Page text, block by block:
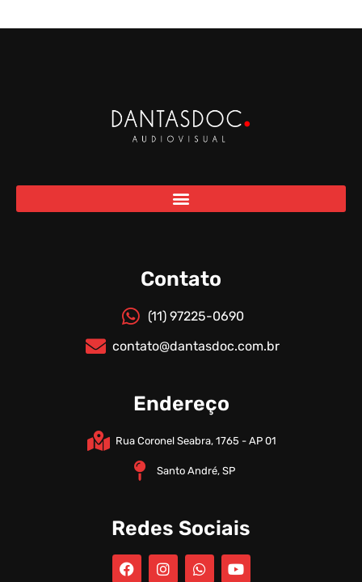
Contato
(11) 97225-0690
contato@dantasdoc.com.br
Endereço
Rua Coronel Seabra, 1765 - AP 01
Santo André, SP
Redes Sociais